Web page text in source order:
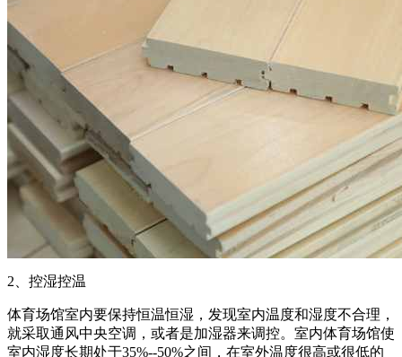
2、控湿控温
体育场馆室内要保持恒温恒湿，发现室内温度和湿度不合理，
就采取通风中央空调，或者是加湿器来调控。室内体育场馆使
室内湿度长期处于35%--50%之间，在室外温度很高或很低的